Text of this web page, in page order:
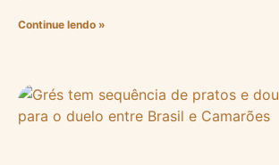
Continue lendo »